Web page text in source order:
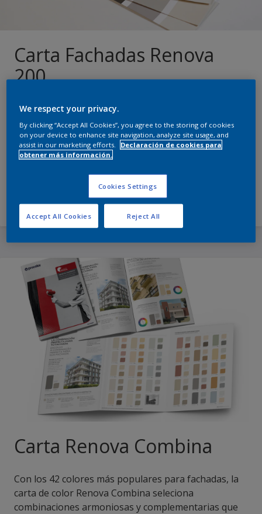
Carta Fachadas Renova
200
Dale vida a tus fachadas con la exclusiva colección de
pinturas para exteriores, diseñada para ofrecer
durabilidad extrema y protección UV. Inspirados en
los tonos más utilizados en la rehabilitación de
Saber más
Carta Renova Combina
Con los 42 colores más populares para fachadas, la
carta de color Renova Combina seleciona
combinaciones armoniosas y complementarias que
We respect your privacy.
By clicking “Accept All Cookies”, you agree to the storing of cookies
on your device to enhance site navigation, analyze site usage, and
assist in our marketing efforts.
Declaración de cookies para
obtener más información.
Cookies Settings
Reject All
Accept All Cookies